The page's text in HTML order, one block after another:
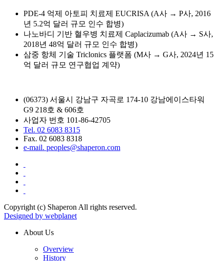
PDE-4 억제 아토피 치료제 EUCRISA (A사 → P사, 2016
년 5.2억 달러 규모 인수 합병)
나노바디 기반 혈우병 치료제 Caplacizumab (A사 → S사,
2018년 48억 달러 규모 인수 합병)
삼중 항체 기술 Triclonics 플랫폼 (M사 → G사, 2024년 15
억 달러 규모 연구협업 계약)
(06373) 서울시 강남구 자곡로 174-10 강남에이스타워
G9 218호 & 606호
사업자 번호 101-86-42705
Tel. 02 6083 8315
Fax. 02 6083 8318
e-mail. peoples@shaperon.com
Copyright (c) Shaperon All rights reserved.
Designed by webplanet
About Us
Overview
History